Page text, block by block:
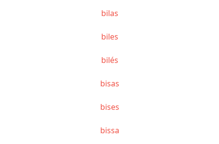
bilas
biles
bilés
bisas
bises
bissa